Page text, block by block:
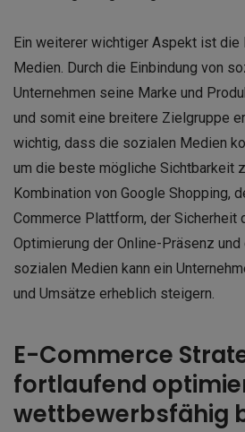
Ein weiterer wichtiger Aspekt ist die
Medien. Durch die Einbindung von
Unternehmen seine Marke und
und somit eine breitere Zielgruppe
wichtig, dass die sozialen Medien
um die beste mögliche Sichtbarkeit
Kombination von Google Shopping,
Commerce Plattform, der Sicherheit
Optimierung der Online-Präsenz und
sozialen Medien kann ein
und Umsätze erheblich steigern.
E-Commerce
fortlaufend
wettbewerbsfähig